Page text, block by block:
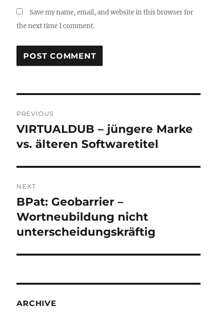
Save my name, email, and website in this browser for
the next time I comment.
navigation
PREVIOUS
Previous
post:
VIRTUALDUB – jüngere Marke
vs. älteren Softwaretitel
NEXT
Next
post:
BPat: Geobarrier –
Wortneubildung nicht
unterscheidungskräftig
ARCHIVE